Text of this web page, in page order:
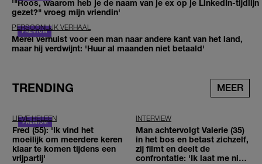
'"Roos, waarom heb je de naam van je ex op je LinkedIn-tijdlijn
gezet?" vroeg mijn vriendin'
PERSOONLIJK VERHAAL
Merel verhuist voor een man naar andere kant van het land,
maar hij verdwijnt: 'Huur al maanden niet betaald'
TRENDING MEER
LIEVE HELEEN
Fred (55): 'Ik vind het
moeilijk om meerdere keren
klaar te komen tijdens een
vrijpartij'
INTERVIEW
Man achtervolgt Valerie (35)
in het bos en betast zichzelf,
zij filmt en deelt de
confrontatie: 'Ik laat me niet